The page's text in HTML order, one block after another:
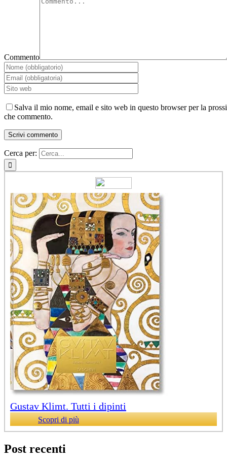
Commento
Salva il mio nome, email e sito web in questo browser per la
che commento.
Cerca per:
Gustav Klimt. Tutti i dipinti
Scopri di più
Post recenti